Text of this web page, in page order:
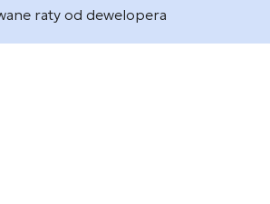
raty od dewelopera